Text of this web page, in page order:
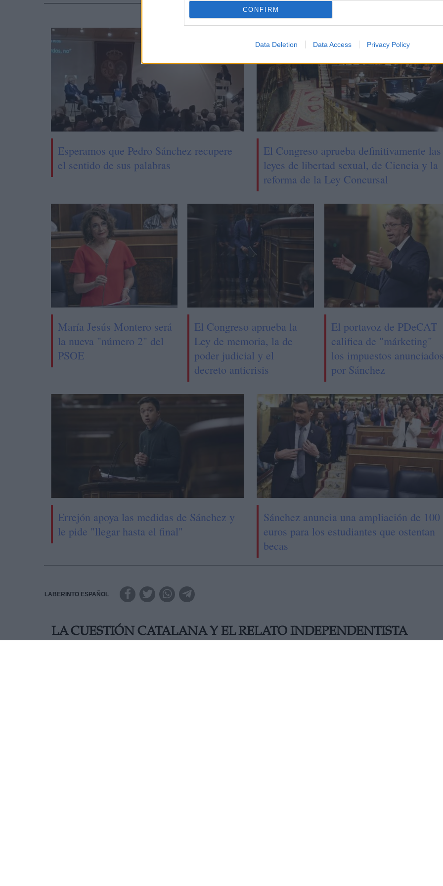
CONFIRM
Data Deletion Data Access Privacy Policy
NOTICIAS RELACIONADAS
Esperamos que Pedro Sánchez recupere
el sentido de sus palabras
El Congreso aprueba definitivamente las
leyes de libertad sexual, de Ciencia y la
reforma de la Ley Concursal
María Jesús Montero será
la nueva "número 2" del
PSOE
El Congreso aprueba la
Ley de memoria, la de
poder judicial y el
decreto anticrisis
El portavoz de PDeCAT
califica de "márketing"
los impuestos
por Sánchez
Errejón apoya las medidas de Sánchez y
le pide "llegar hasta el final"
Sánchez anuncia una ampliación de 100
euros para los estudiantes que ostentan
becas
LABERINTO ESPAÑOL
LA CUESTIÓN CATALANA Y EL RELATO INDEPENDENTISTA